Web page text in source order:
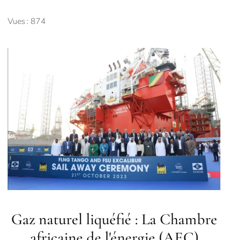
Vues : 874
Gaz naturel liquéfié : La Chambre